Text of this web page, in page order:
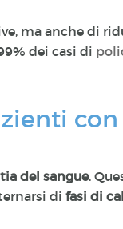
ma anche di
dei casi di
con
del sangue.
di fasi di